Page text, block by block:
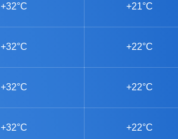
+32°C +21°C
+32°C +22°C
+32°C +22°C
+32°C +22°C